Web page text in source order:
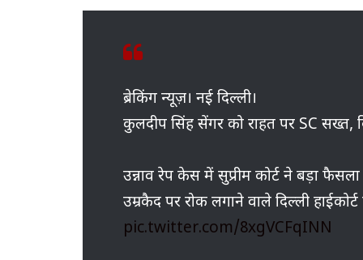
ब्रेकिंग न्यूज़। नई दिल्ली।
कुलदीप सिंह सेंगर को राहत पर SC सख्त,
उन्नाव रेप केस में सुप्रीम कोर्ट ने बड़ा
उम्रकैद पर रोक लगाने वाले दिल्ली
pic.twitter.com/8xgVCFqINN